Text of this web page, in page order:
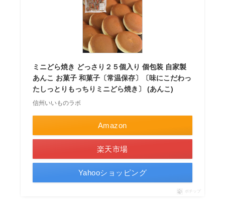
ミニどら焼き どっさり２５個入り 個包装 自家製
あんこ お菓子 和菓子〔常温保存〕〔味にこだわっ
たしっとりもっちりミニどら焼き〕 (あんこ)
信州いいものラボ
Amazon
楽天市場
Yahooショッピング
ポチップ